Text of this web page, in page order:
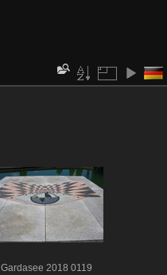
Gardasee 2018 0119